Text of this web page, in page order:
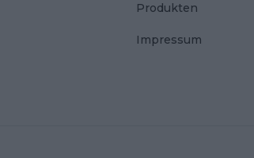
Produkten
Impressum